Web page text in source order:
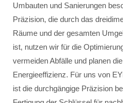
Umbauten und Sanierungen
Präzision, die durch das
Räume und der gesamten
ist, nutzen wir für die
vermeiden Abfälle und planen
Energieeffizienz. Für uns von
ist die durchgängige Präzision